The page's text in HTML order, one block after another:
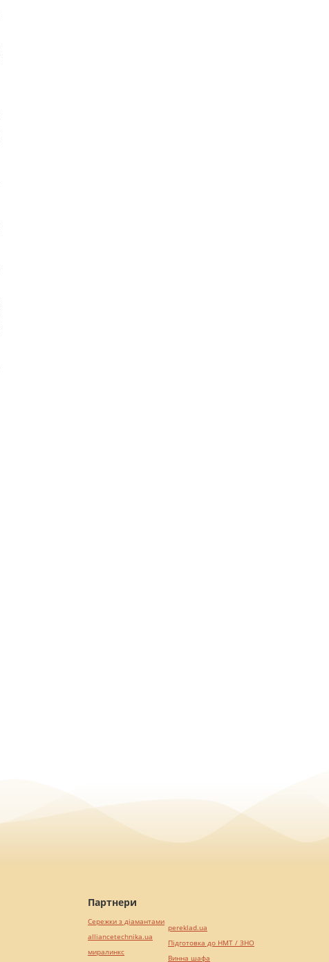
Партнери
Сережки з діамантами
alliancetechnika.ua
миралинкс
pereklad.ua
Підготовка до НМТ / ЗНО
Винна шафа